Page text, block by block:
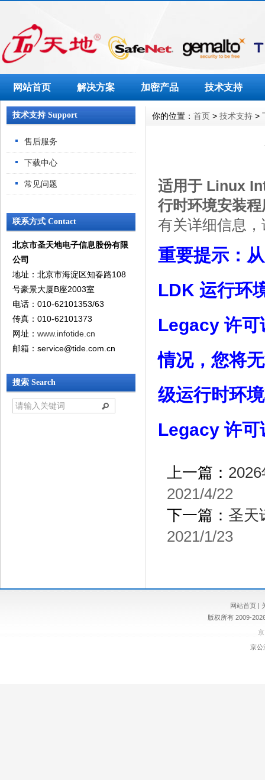
网站首页 解决方案 加密产品 技术支持
技术支持 Support
售后服务
下载中心
常见问题
联系方式 Contact
北京市圣天地电子信息股份有限
公司
地址：北京市海淀区知春路108
号豪景大厦B座2003室
电话：010-62101353/63
传真：010-62101373
网址： www.infotide.cn
邮箱：service@tide.com.cn‍
搜索 Search
你的位置： 首页 > 技术支持 >
适用于 Linux
行时环境安装
有关详细信息
重要提示：
LDK 运行环
Legacy 许可
情况，您将
级运行时环
Legacy 许可
上一篇：
2021/4/22
下一篇： 圣天
2021/1/23
网站首页|
版权所有 2009-
京公